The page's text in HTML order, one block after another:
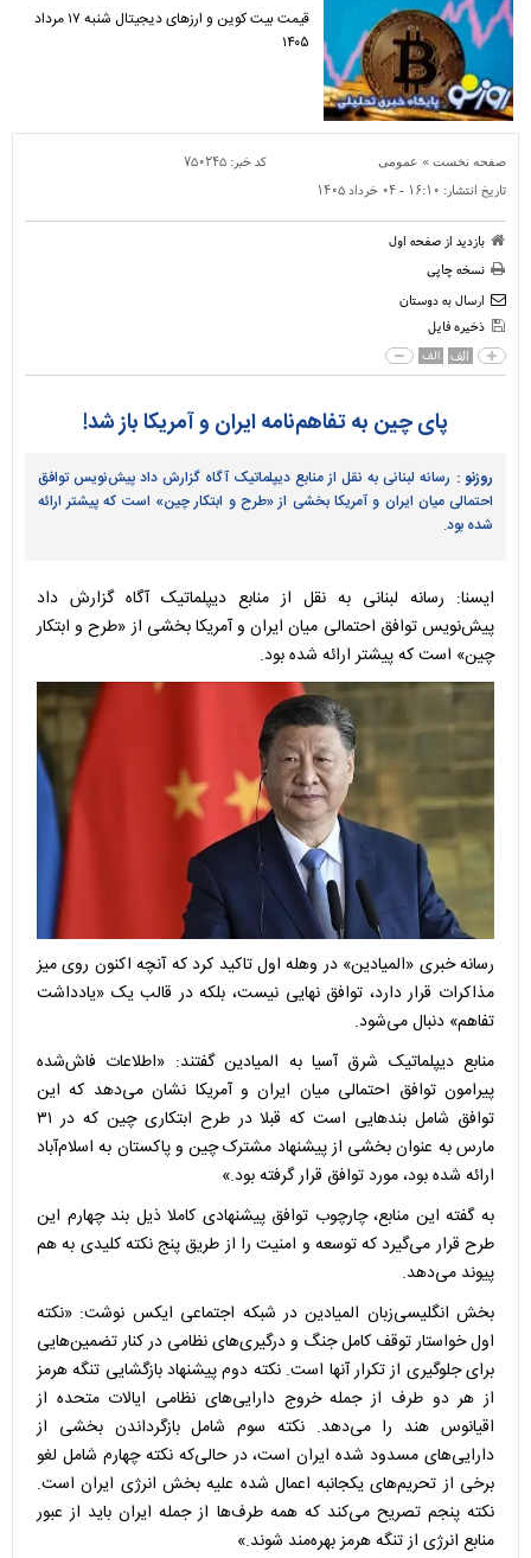
قیمت بیت کوین و ارز‌های دیجیتال شنبه ۱۷ مرداد
۱۴۰۵
صفحه نخست » عمومی کد خبر: ۷۵۰۲۴۵
تاریخ انتشار: ۱۶:۱۰ - ۰۴ خرداد ۱۴۰۵
بازدید از صفحه اول
نسخه چاپی
ارسال به دوستان
ذخیره فایل
الف الف
پای چین به تفاهم‌نامه ایران و آمریکا باز شد!
روزنو : رسانه لبنانی به نقل از منابع دیپلماتیک آگاه گزارش داد پیش‌نویس توافق
احتمالی میان ایران و آمریکا بخشی از «طرح و ابتکار چین» است که پیشتر ارائه
شده بود.
ایسنا: رسانه لبنانی به نقل از منابع دیپلماتیک آگاه گزارش داد
پیش‌نویس توافق احتمالی میان ایران و آمریکا بخشی از «طرح و ابتکار
چین» است که پیشتر ارائه شده بود.
رسانه خبری «المیادین» در وهله اول تاکید کرد که آنچه اکنون روی میز
مذاکرات قرار دارد، توافق نهایی نیست، بلکه در قالب یک «یادداشت
تفاهم» دنبال می‌شود.
منابع دیپلماتیک شرق آسیا به المیادین گفتند: «اطلاعات فاش‌شده
پیرامون توافق احتمالی میان ایران و آمریکا نشان می‌دهد که این
توافق شامل بندهایی است که قبلا در طرح ابتکاری چین که در ۳۱
مارس به عنوان بخشی از پیشنهاد مشترک چین و پاکستان به اسلام‌آباد
ارائه شده بود، مورد توافق قرار گرفته بود.»
به گفته این منابع، چارچوب توافق پیشنهادی کاملا ذیل بند چهارم این
طرح قرار می‌گیرد که توسعه و امنیت را از طریق پنج نکته کلیدی به هم
پیوند می‌دهد.
بخش انگلیسی‌زبان المیادین در شبکه اجتماعی ایکس نوشت: «نکته
اول خواستار توقف کامل جنگ و درگیری‌های نظامی در کنار تضمین‌هایی
برای جلوگیری از تکرار آنها است. نکته دوم پیشنهاد بازگشایی تنگه هرمز
از هر دو طرف از جمله خروج دارایی‌های نظامی ایالات متحده از
اقیانوس هند را می‌دهد. نکته سوم شامل بازگرداندن بخشی از
دارایی‌های مسدود شده ایران است، در حالی‌که نکته چهارم شامل لغو
برخی از تحریم‌های یکجانبه اعمال شده علیه بخش انرژی ایران است.
نکته پنجم تصریح می‌کند که همه طرف‌ها از جمله ایران باید از عبور
منابع انرژی از تنگه هرمز بهره‌مند شوند.»